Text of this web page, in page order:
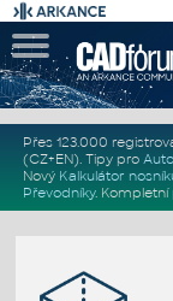
Přes 123.000
(CZ+EN). Tipy pro
Nový Kalkulátor
Převodníky. Kompletní